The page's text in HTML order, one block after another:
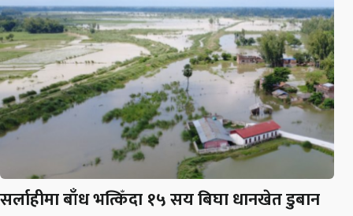
सर्लाहीमा बाँध भत्किँदा १५ सय बिघा धानखेत डुबान